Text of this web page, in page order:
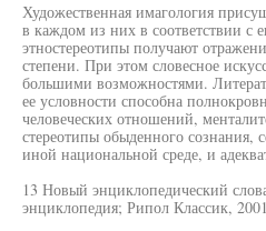
Художественная имагология
в каждом из них в соответствии с
этностереотипы получают
степени. При этом словесное
большими возможностями.
ее условности способна
человеческих отношений,
стереотипы обыденного
иной национальной среде, и
13 Новый энциклопедический
энциклопедия; Рипол Классик,